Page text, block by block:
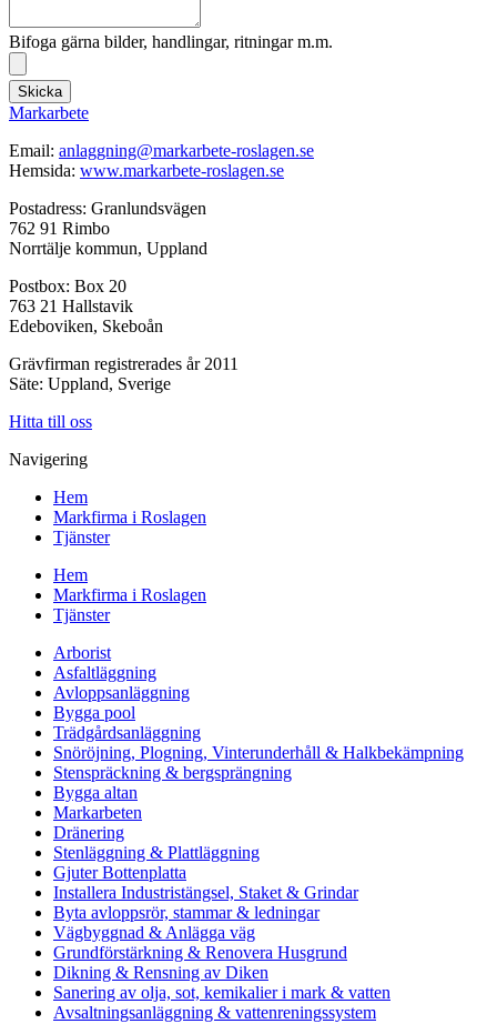
Bifoga gärna bilder, handlingar, ritningar m.m.
Skicka
Markarbete
Email: anlaggning@markarbete-roslagen.se
Hemsida: www.markarbete-roslagen.se
Postadress: Granlundsvägen
762 91 Rimbo
Norrtälje kommun, Uppland
Postbox: Box 20
763 21 Hallstavik
Edeboviken, Skeboån
Grävfirman registrerades år 2011
Säte: Uppland, Sverige
Hitta till oss
Navigering
Hem
Markfirma i Roslagen
Tjänster
Hem
Markfirma i Roslagen
Tjänster
Arborist
Asfaltläggning
Avloppsanläggning
Bygga pool
Trädgårdsanläggning
Snöröjning, Plogning, Vinterunderhåll & Halkbekämpning
Stenspräckning & bergsprängning
Bygga altan
Markarbeten
Dränering
Stenläggning & Plattläggning
Gjuter Bottenplatta
Installera Industristängsel, Staket & Grindar
Byta avloppsrör, stammar & ledningar
Vägbyggnad & Anlägga väg
Grundförstärkning & Renovera Husgrund
Dikning & Rensning av Diken
Sanering av olja, sot, kemikalier i mark & vatten
Avsaltningsanläggning & vattenreningssystem